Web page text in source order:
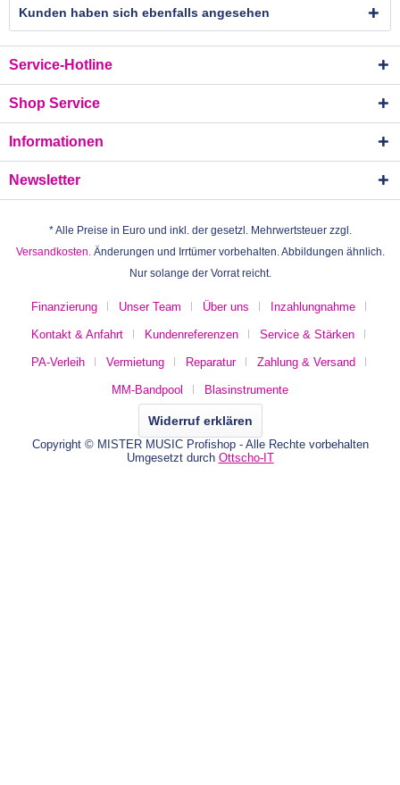
Kunden haben sich ebenfalls angesehen
Service-Hotline
Shop Service
Informationen
Newsletter
* Alle Preise in Euro und inkl. der gesetzl. Mehrwertsteuer zzgl.
Versandkosten. Änderungen und Irrtümer vorbehalten. Abbildungen ähnlich.
Nur solange der Vorrat reicht.
Finanzierung Unser Team Über uns Inzahlungnahme
Kontakt & Anfahrt Kundenreferenzen Service & Stärken
PA-Verleih Vermietung Reparatur Zahlung & Versand
MM-Bandpool Blasinstrumente
Widerruf erklären
Copyright © MISTER MUSIC Profishop - Alle Rechte vorbehalten
Umgesetzt durch Ottscho-IT